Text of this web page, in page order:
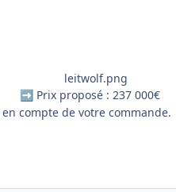
➡️Prix proposé : 237 000€
compte de votre commande.